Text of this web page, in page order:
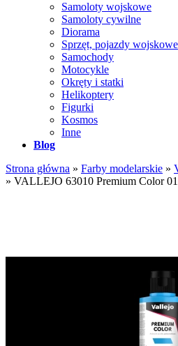
Samoloty wojskowe
Samoloty cywilne
Diorama
Sprzęt, pojazdy wojskowe
Samochody
Motocykle
Okręty i statki
Helikoptery
Figurki
Kosmos
Inne
Blog
Strona główna » Farby modelarskie »
» VALLEJO 63010 Premium Color